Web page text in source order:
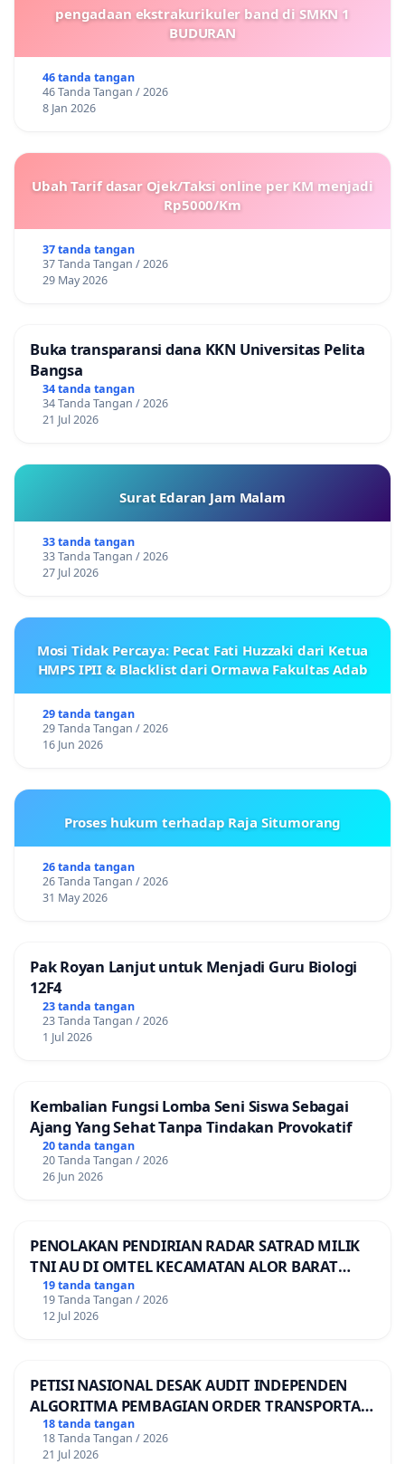
pengadaan ekstrakurikuler band di SMKN 1
BUDURAN
46 tanda tangan
46 Tanda Tangan / 2026
8 Jan 2026
Ubah Tarif dasar Ojek/Taksi online per KM menjadi
Rp5000/Km
37 tanda tangan
37 Tanda Tangan / 2026
29 May 2026
Buka transparansi dana KKN Universitas Pelita
Bangsa
34 tanda tangan
34 Tanda Tangan / 2026
21 Jul 2026
Surat Edaran Jam Malam
33 tanda tangan
33 Tanda Tangan / 2026
27 Jul 2026
Mosi Tidak Percaya: Pecat Fati Huzzaki dari Ketua
HMPS IPII & Blacklist dari Ormawa Fakultas Adab
29 tanda tangan
29 Tanda Tangan / 2026
16 Jun 2026
Proses hukum terhadap Raja Situmorang
26 tanda tangan
26 Tanda Tangan / 2026
31 May 2026
Pak Royan Lanjut untuk Menjadi Guru Biologi
12F4
23 tanda tangan
23 Tanda Tangan / 2026
1 Jul 2026
Kembalian Fungsi Lomba Seni Siswa Sebagai
Ajang Yang Sehat Tanpa Tindakan Provokatif
20 tanda tangan
20 Tanda Tangan / 2026
26 Jun 2026
PENOLAKAN PENDIRIAN RADAR SATRAD MILIK
TNI AU DI OMTEL KECAMATAN ALOR BARAT
LAUT, KABUPATEN ALOR
19 tanda tangan
19 Tanda Tangan / 2026
12 Jul 2026
PETISI NASIONAL DESAK AUDIT INDEPENDEN
ALGORITMA PEMBAGIAN ORDER TRANSPORTASI
ONLINE
18 tanda tangan
18 Tanda Tangan / 2026
21 Jul 2026